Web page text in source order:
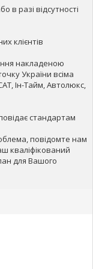
в разі відсутності
клієнтів
накладеною
України всіма
Ін-Тайм, Автолюкс,
стандартам
повідомте нам
кваліфікований
для Вашого